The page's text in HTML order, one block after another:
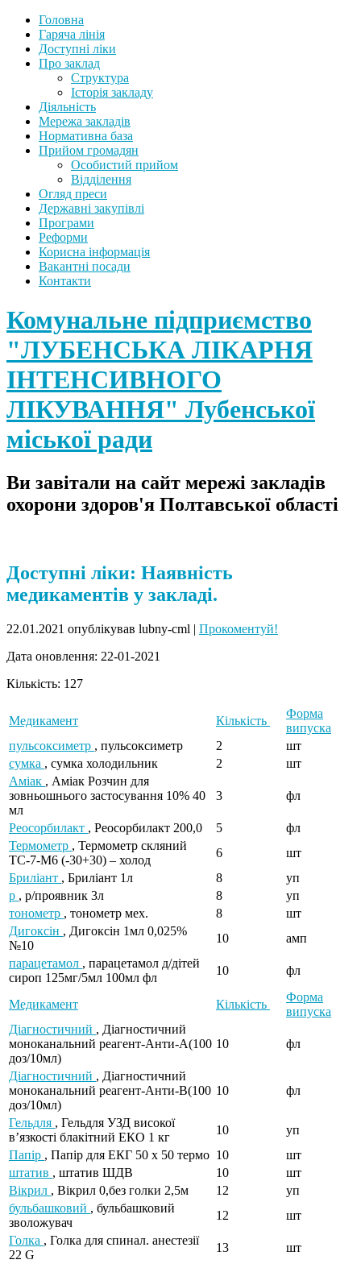
Головна
Гаряча лінія
Доступні ліки
Про заклад
Структура
Історія закладу
Діяльність
Мережа закладів
Нормативна база
Прийом громадян
Особистий прийом
Відділення
Огляд преси
Державні закупівлі
Програми
Реформи
Корисна інформація
Вакантні посади
Контакти
Комунальне підприємство
"ЛУБЕНСЬКА ЛІКАРНЯ
ІНТЕНСИВНОГО
ЛІКУВАННЯ" Лубенської
міської ради
Ви завітали на сайт мережі закладів
охорони здоров'я Полтавської області
Доступні ліки: Наявність
медикаментів у закладі.
22.01.2021 опублікував lubny-cml | Прокоментуй!
Дата оновлення: 22-01-2021
Кількість: 127
Медикамент Кількість
Форма
випуска
пульсоксиметр , пульсоксиметр 2
шт
сумка , сумка холодильник 2
шт
Аміак , Аміак Розчин для
зовньошнього застосування 10% 40
мл
3 фл
Реосорбилакт , Реосорбилакт 200,0 5
фл
Термометр , Термометр скляний
ТС-7-М6 (-30+30) – холод
6
шт
Бриліант , Бриліант 1л 8
уп
р , р/проявник 3л 8
уп
тонометр , тонометр мех. 8
шт
Дигоксін , Дигоксін 1мл 0,025%
№10
10
амп
парацетамол , парацетамол д/дітей
сироп 125мг/5мл 100мл фл
10 фл
Медикамент Кількість
Форма
випуска
Діагностичний , Діагностичний
моноканальний реагент-Анти-А(100
доз/10мл)
10 фл
Діагностичний , Діагностичний
моноканальний реагент-Анти-В(100
доз/10мл)
10 фл
Гельдля , Гельдля УЗД високої
в’язкості блакітний ЕКО 1 кг
10
уп
Папір , Папір для ЕКГ 50 х 50 термо 10
шт
штатив , штатив ШДВ 10
шт
Вікрил , Вікрил 0,без голки 2,5м 12
уп
бульбашковий , бульбашковий
зволожувач
12
шт
Голка , Голка для спинал. анестезії
22 G
13
шт